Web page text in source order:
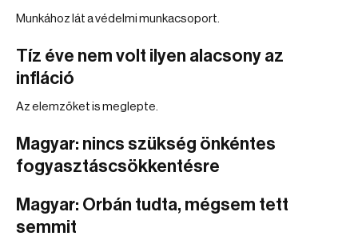
Munkához lát a védelmi munkacsoport.
Tíz éve nem volt ilyen alacsony az
infláció
Az elemzőket is meglepte.
Magyar: nincs szükség önkéntes
fogyasztáscsökkentésre
Magyar: Orbán tudta, mégsem tett
semmit